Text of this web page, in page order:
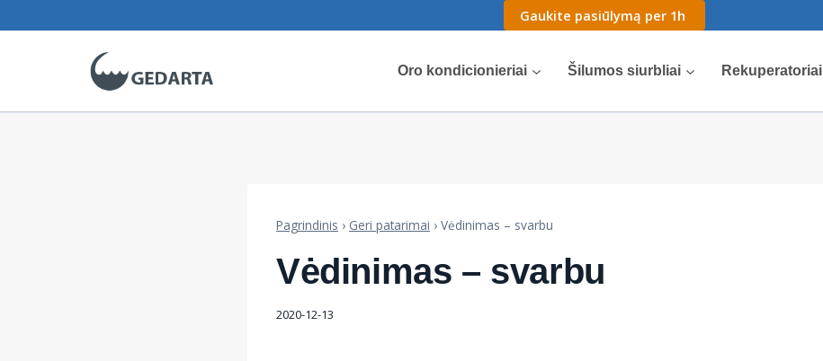
Gaukite pasiūlymą per 1h
Oro kondicionieriai Šilumos siurbliai Rekuperatoriai
Pagrindinis › Geri patarimai › Vėdinimas – svarbu
Vėdinimas – svarbu
2020-12-13